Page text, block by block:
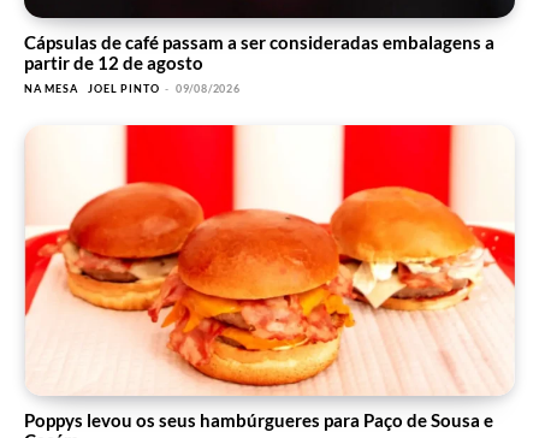
Cápsulas de café passam a ser consideradas embalagens a
partir de 12 de agosto
NA MESA JOEL PINTO - 09/08/2026
Poppys levou os seus hambúrgueres para Paço de Sousa e